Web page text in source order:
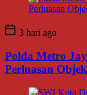
3 hari ago
Polda Metro
Perluasan